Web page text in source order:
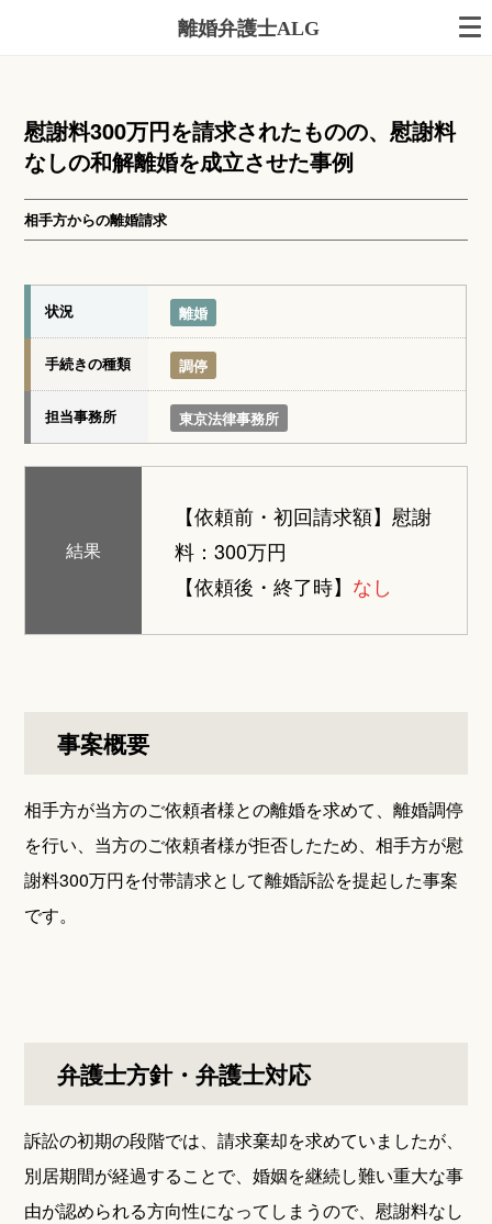
離婚弁護士ALG
慰謝料300万円を請求されたものの、慰謝料
なしの和解離婚を成立させた事例
相手方からの離婚請求
状況 離婚
手続きの種類 調停
担当事務所 東京法律事務所
結果
【依頼前・初回請求額】 慰謝
料：300万円
【依頼後・終了時】 なし
事案概要
相手方が当方のご依頼者様との離婚を求めて、離婚調停
を行い、当方のご依頼者様が拒否したため、相手方が慰
謝料300万円を付帯請求として離婚訴訟を提起した事案
です。
弁護士方針・弁護士対応
訴訟の初期の段階では、請求棄却を求めていましたが、
別居期間が経過することで、婚姻を継続し難い重大な事
由が認められる方向性になってしまうので、慰謝料なし